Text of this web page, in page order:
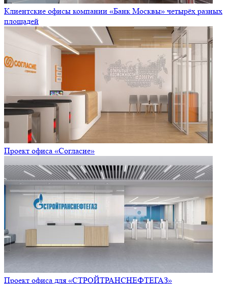
Клиентские офисы компании «Банк Москвы» четырёх разных
площадей
Проект офиса «Согласие»
Проект офиса для «СТРОЙТРАНСНЕФТЕГАЗ»